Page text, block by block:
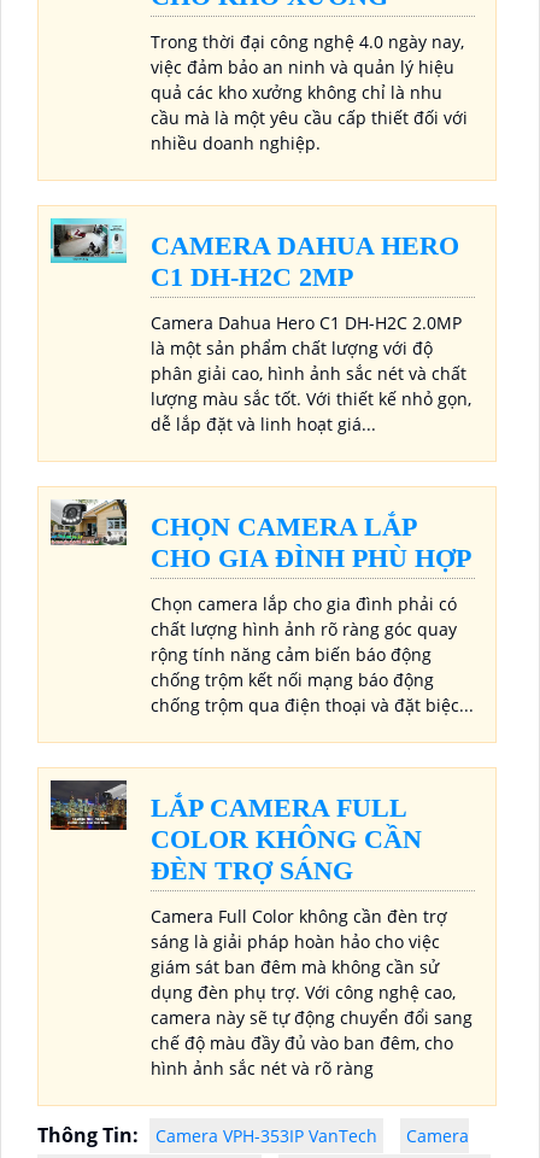
Trong thời đại công nghệ 4.0 ngày nay,
việc đảm bảo an ninh và quản lý hiệu
quả các kho xưởng không chỉ là nhu
cầu mà là một yêu cầu cấp thiết đối với
nhiều doanh nghiệp.
CAMERA DAHUA HERO
C1 DH-H2C 2MP
Camera Dahua Hero C1 DH-H2C 2.0MP
là một sản phẩm chất lượng với độ
phân giải cao, hình ảnh sắc nét và chất
lượng màu sắc tốt. Với thiết kế nhỏ gọn,
dễ lắp đặt và linh hoạt giá...
CHỌN CAMERA LẮP
CHO GIA ĐÌNH PHÙ HỢP
Chọn camera lắp cho gia đình phải có
chất lượng hình ảnh rõ ràng góc quay
rộng tính năng cảm biến báo động
chống trộm kết nối mạng báo động
chống trộm qua điện thoại và đặt biệc...
LẮP CAMERA FULL
COLOR KHÔNG CẦN
ĐÈN TRỢ SÁNG
Camera Full Color không cần đèn trợ
sáng là giải pháp hoàn hảo cho việc
giám sát ban đêm mà không cần sử
dụng đèn phụ trợ. Với công nghệ cao,
camera này sẽ tự động chuyển đổi sang
chế độ màu đầy đủ vào ban đêm, cho
hình ảnh sắc nét và rõ ràng
Thông Tin: Camera VPH-353IP VanTech
Camera